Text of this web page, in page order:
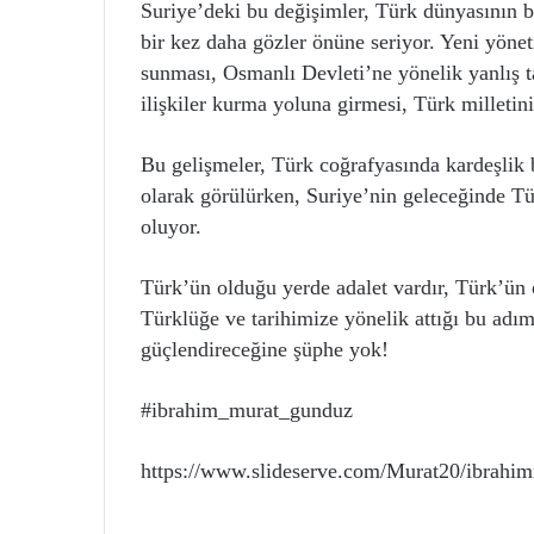
Suriye’deki bu değişimler, Türk
bir kez daha gözler önüne seriyor. Yeni
sunması, Osmanlı Devleti’ne yönelik
ilişkiler kurma yoluna girmesi, Türk
Bu gelişmeler, Türk coğrafyasında kardeşlik
olarak görülürken, Suriye’nin geleceğinde
oluyor.
Türk’ün olduğu yerde adalet vardır,
Türklüğe ve tarihimize yönelik attığı bu
güçlendireceğine şüphe yok!
#ibrahim_murat_gunduz
https://www.slideserve.com/Murat20/